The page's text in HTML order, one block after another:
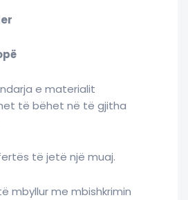
e materialit
të bëhet në të gjitha
të jetë një muaj.
mbyllur me mbishkrimin